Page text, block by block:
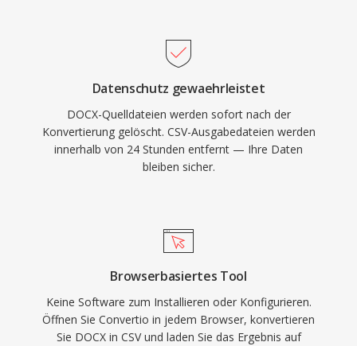
Datenschutz gewaehrleistet
DOCX-Quelldateien werden sofort nach der
Konvertierung gelöscht. CSV-Ausgabedateien werden
innerhalb von 24 Stunden entfernt — Ihre Daten
bleiben sicher.
Browserbasiertes Tool
Keine Software zum Installieren oder Konfigurieren.
Öffnen Sie Convertio in jedem Browser, konvertieren
Sie DOCX in CSV und laden Sie das Ergebnis auf